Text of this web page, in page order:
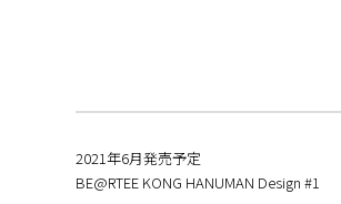
2021年6月発売予定
BE@RTEE KONG HANUMAN Design #1